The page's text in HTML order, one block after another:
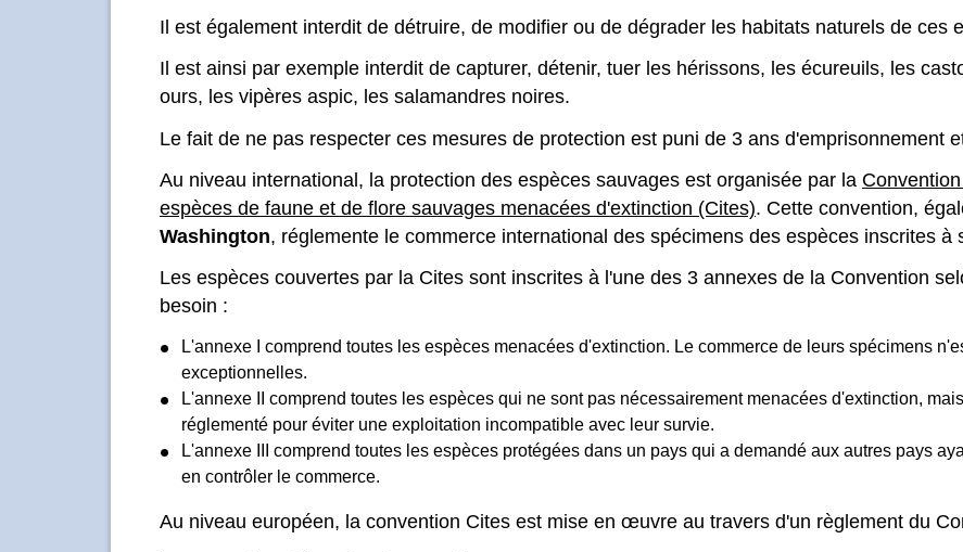
Il est également interdit de détruire, de modifier ou de dégrader les habitats naturels de ces
Il est ainsi par exemple interdit de capturer, détenir, tuer les hérissons, les écureuils, les
ours, les vipères aspic, les salamandres noires.
Le fait de ne pas respecter ces mesures de protection est puni de 3 ans d'emprisonnement
Au niveau international, la protection des espèces sauvages est organisée par la
espèces de faune et de flore sauvages menacées d'extinction (Cites). Cette convention,
Washington, réglemente le commerce international des spécimens des espèces inscrites à
Les espèces couvertes par la Cites sont inscrites à l'une des 3 annexes de la Convention
besoin :
L'annexe I comprend toutes les espèces menacées d'extinction. Le commerce de leurs spécimens
exceptionnelles.
L'annexe II comprend toutes les espèces qui ne sont pas nécessairement menacées d'extinction,
réglementé pour éviter une exploitation incompatible avec leur survie.
L'annexe III comprend toutes les espèces protégées dans un pays qui a demandé aux autres pays
en contrôler le commerce.
Au niveau européen, la convention Cites est mise en œuvre au travers d'un règlement du